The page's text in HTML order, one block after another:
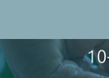
en